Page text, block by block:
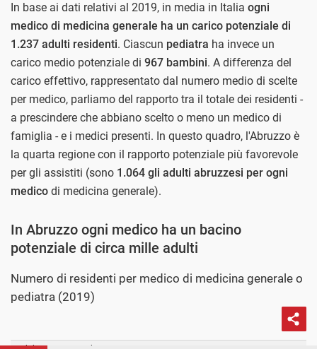
In base ai dati relativi al 2019, in media in Italia ogni
medico di medicina generale ha un carico potenziale di
1.237 adulti residenti. Ciascun pediatra ha invece un
carico medio potenziale di 967 bambini. A differenza del
carico effettivo, rappresentato dal numero medio di scelte
per medico, parliamo del rapporto tra il totale dei residenti -
a prescindere che abbiano scelto o meno un medico di
famiglia - e i medici presenti. In questo quadro, l'Abruzzo è
la quarta regione con il rapporto potenziale più favorevole
per gli assistiti (sono 1.064 gli adulti abruzzesi per ogni
medico di medicina generale).
In Abruzzo ogni medico ha un bacino
potenziale di circa mille adulti
Numero di residenti per medico di medicina generale o
pediatra (2019)